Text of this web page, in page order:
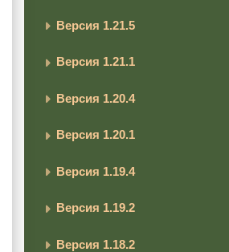
Версия 1.21.5
Версия 1.21.1
Версия 1.20.4
Версия 1.20.1
Версия 1.19.4
Версия 1.19.2
Версия 1.18.2